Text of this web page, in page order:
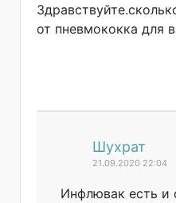
Здравствуйте.ск
от пневмококка для
Шухрат
21.09.2020 22:04
Инфлювак есть и